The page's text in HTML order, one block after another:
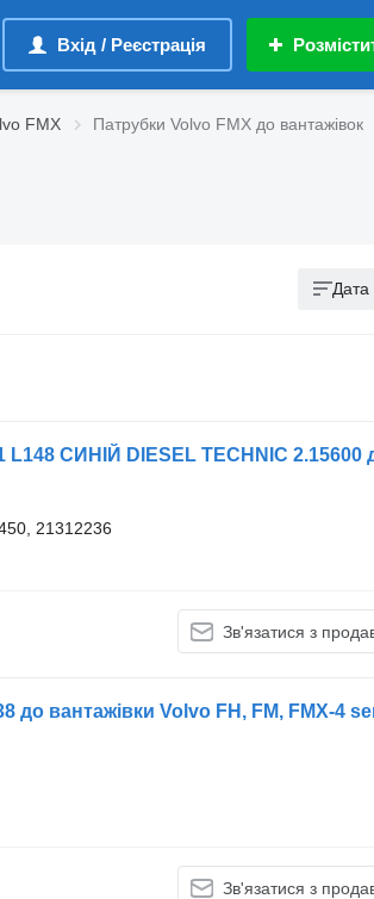
Вхід / Реєстрація
FMX Патрубки Volvo FMX до вантажівок
Дата
21312236
Зв'язатися з
до вантажівки Volvo FH, FM, FMX-4
Зв'язатися з